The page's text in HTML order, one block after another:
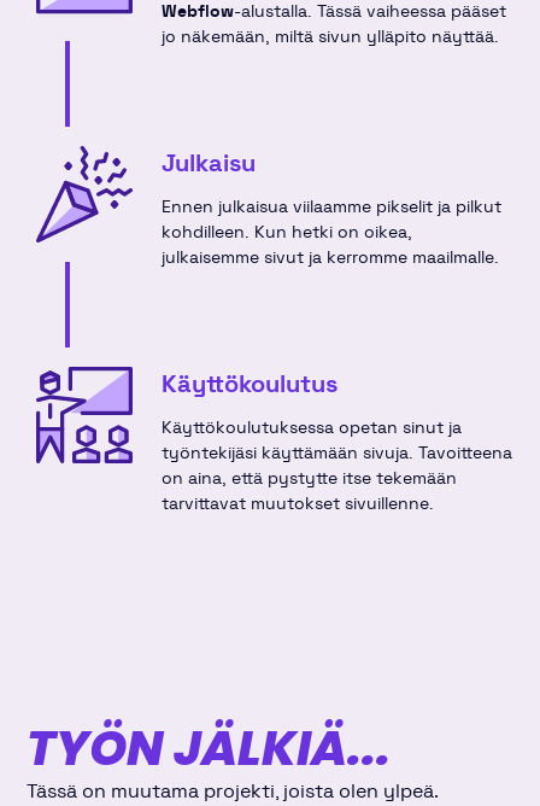
Webflow-alustalla. Tässä vaiheessa pääset
jo näkemään, miltä sivun ylläpito näyttää.
Julkaisu
Ennen julkaisua viilaamme pikselit ja pilkut
kohdilleen. Kun hetki on oikea,
julkaisemme sivut ja kerromme maailmalle.
Käyttökoulutus
Käyttökoulutuksessa opetan sinut ja
työntekijäsi käyttämään sivuja. Tavoitteena
on aina, että pystytte itse tekemään
tarvittavat muutokset sivuillenne.
TYÖN JÄLKIÄ...
Tässä on muutama projekti, joista olen ylpeä.